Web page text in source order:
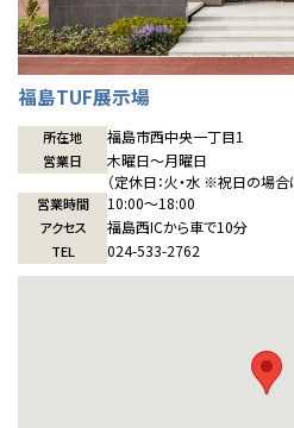
福島TUF展示場
所在地 福島市西中央一丁目1
営業日
木曜日〜月曜日
（定休日：火・水 ※祝日の場合
営業時間 10:00〜18:00
アクセス 福島西ICから車で10分
TEL 024-533-2762
群馬
滋賀
和歌山
鳥取
島根
広島
山口
徳島
熊本
大分
宮崎
鹿児島
長崎
くの展示場又は店舗にお問合せくださ
応します。お気軽にご相談ください。
栃木県
宇都宮
小山
群馬県
伊勢崎
大分県
大分
宮崎県
鹿児島県
鹿児島